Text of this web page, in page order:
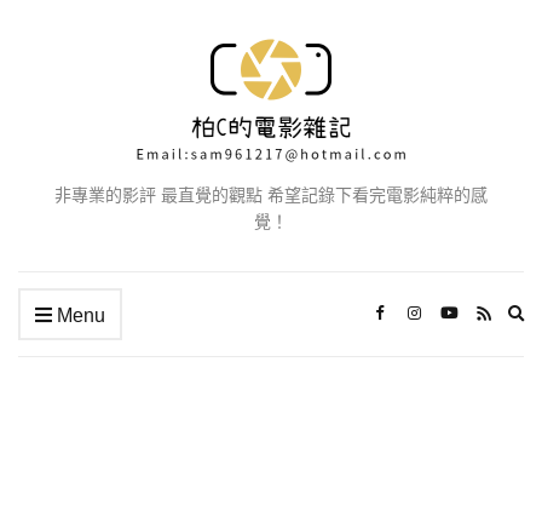
非專業的影評 最直覺的觀點 希望記錄下看完電影純粹的感
覺！
Menu